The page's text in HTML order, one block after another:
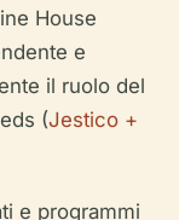
House
e
il ruolo del
(Jestico +
e programmi